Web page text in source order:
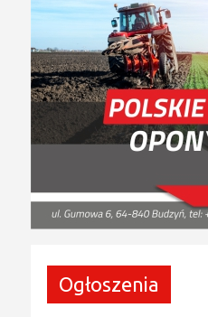
Ogłoszenia